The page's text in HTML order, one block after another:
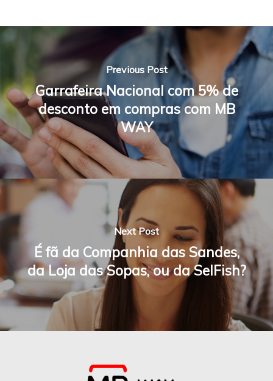
Previous Post
Garrafeira Nacional com 5% de
desconto em compras com MB
WAY
Next Post
É fã da Companhia das Sandes,
da Loja das Sopas, ou da SelFish?